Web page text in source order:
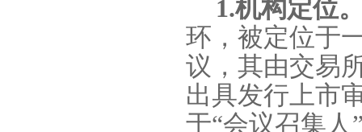
1.机构定位
环，被定位于
议，其由交易
出具发行上市
于“会议召集